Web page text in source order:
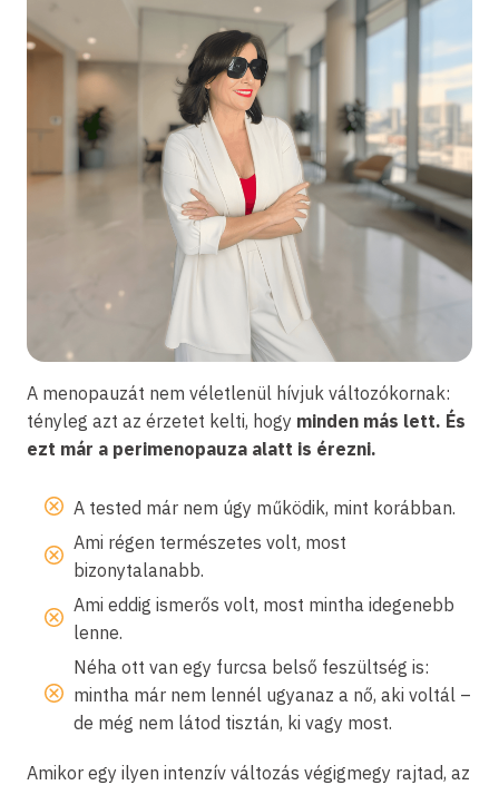
A menopauzát nem véletlenül hívjuk változókornak:
tényleg azt az érzetet kelti, hogy minden más lett. És
ezt már a perimenopauza alatt is érezni.
A tested már nem úgy működik, mint korábban.
Ami régen természetes volt, most
bizonytalanabb.
Ami eddig ismerős volt, most mintha idegenebb
lenne.
Néha ott van egy furcsa belső feszültség is:
mintha már nem lennél ugyanaz a nő, aki voltál –
de még nem látod tisztán, ki vagy most.
Amikor egy ilyen intenzív változás végigmegy rajtad, az